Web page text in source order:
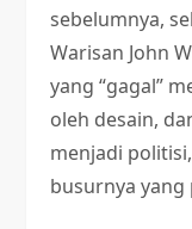
sebelumnya,
Warisan John
yang “gagal”
oleh desain,
menjadi
busurnya